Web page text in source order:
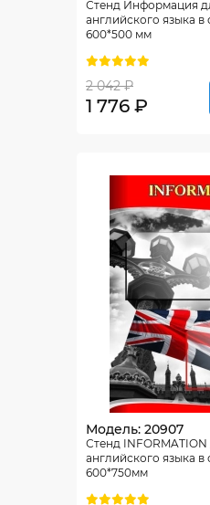
Стенд Информация
английского языка
600*500 мм
2 042 ₽
1 776 ₽
Модель: 20907
Стенд INFORMATION
английского языка
600*750мм